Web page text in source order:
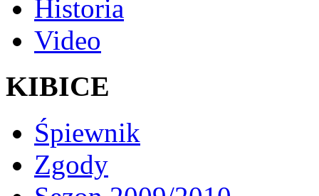
Historia
Video
KIBICE
Śpiewnik
Zgody